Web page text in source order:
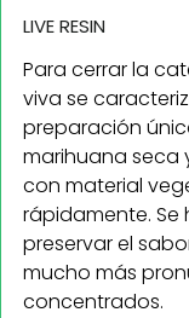
LIVE RESIN
Para cerrar la
viva se
preparación
marihuana seca
con material
rápidamente.
preservar el
mucho más
concentrados.